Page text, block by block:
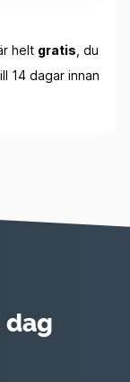
helt gratis , du
14 dagar innan